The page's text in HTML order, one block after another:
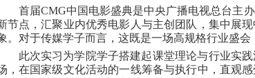
首届CMG中国电影盛典是中央广播电视总台主
节点，汇聚业内优秀电影人与主创团队，集中展
。对于传媒学子而言，这既是一场高规格行业盛会
此次实习为学院学子搭建起课堂理论与行业实
，在国家级文化活动的一线筹备与执行中，直观